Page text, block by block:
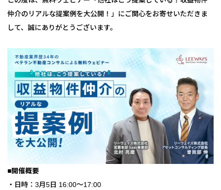
仲介のリアルな提案例を大公開！」にご関心をお寄せいただきま
して、誠にありがとうございます。
■開催概要
・日時：3月5日 16:00～17:00